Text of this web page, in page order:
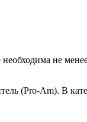
не
(Pro-Am). В